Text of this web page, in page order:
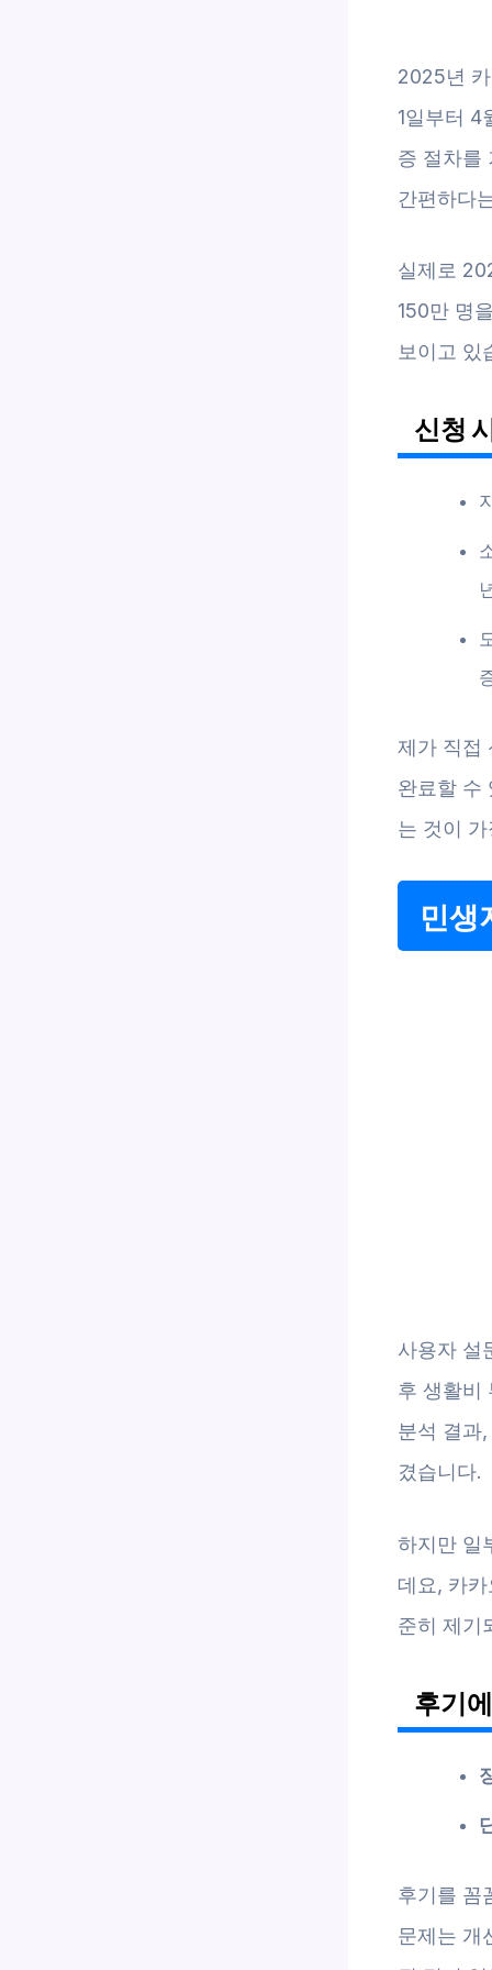
2025년
1일부터 4
증 절차를
간편하다
실제로
150만 명
보이고 있
신청
제가 직접
완료할 수
는 것이
민생
사용자 설
후 생활비
분석 결과
겼습니다.
하지만 일
데요, 카
준히 제기
후기
후기를 꼼
문제는 개